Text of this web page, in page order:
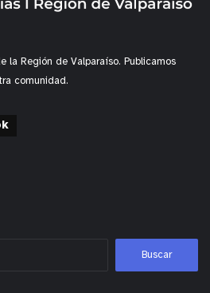
la Región de Valparaíso. Publicamos
comunidad.